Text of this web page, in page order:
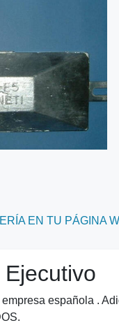
EN TU PÁGINA
española .